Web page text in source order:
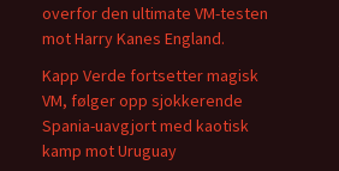
overfor den ultimate VM-testen
mot Harry Kanes England.
Kapp Verde fortsetter magisk
VM, følger opp sjokkerende
Spania-uavgjort med kaotisk
kamp mot Uruguay